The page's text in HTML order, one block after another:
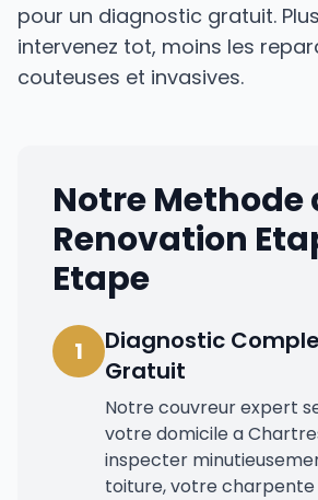
pour un diagnostic gratuit.
intervenez tot, moins les
couteuses et invasives.
Notre Methode
Renovation
Etape
1
Diagnostic
Gratuit
Notre couvreur expert
votre domicile a
inspecter
toiture, votre